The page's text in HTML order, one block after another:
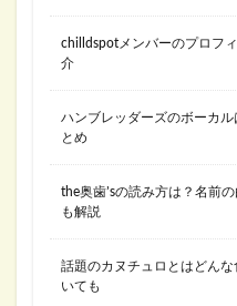
chilldspotメンバーのプロフ
介
ハンブレッダーズのボーカ
とめ
the奥歯’sの読み方は？名前
も解説
話題のカヌチュロとはどん
いても